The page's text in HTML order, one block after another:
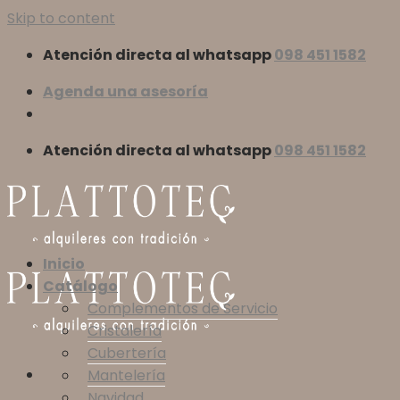
Skip to content
Atención directa al whatsapp098 451 1582
Agenda una asesoría
Atención directa al whatsapp098 451 1582
Inicio
Catálogo
Complementos de Servicio
Cristalería
Cubertería
Mantelería